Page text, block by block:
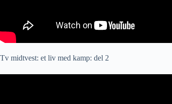
Tv midtvest: et liv med kamp: del 2